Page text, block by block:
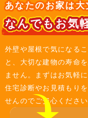
あなたのお家は大
なんでもお気
外壁や屋根で気になる
と、大切な建物の寿命
ません。まずはお気軽
住宅診断やお見積もり
せんのでご安心ください